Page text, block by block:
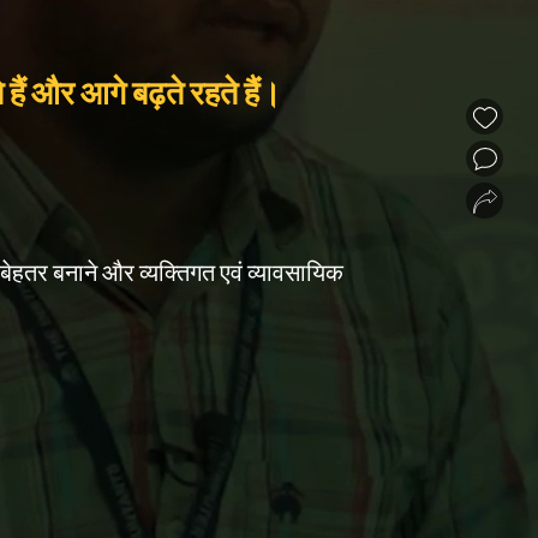
हैं और आगे बढ़ते रहते हैं।
❮ ❯
बनाने और व्यक्तिगत एवं व्यावसायिक